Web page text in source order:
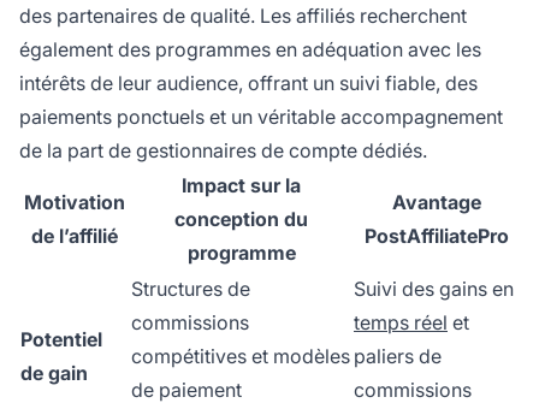
des partenaires de qualité. Les affiliés recherchent
également des programmes en adéquation avec les
intérêts de leur audience, offrant un suivi fiable, des
paiements ponctuels et un véritable accompagnement
de la part de gestionnaires de compte dédiés.
Motivation
de l’affilié
Impact sur la
conception du
programme
Avantage
PostAffiliatePro
Potentiel
de gain
Structures de
commissions
compétitives et modèles
de paiement
Suivi des gains en
temps réel et
paliers de
commissions